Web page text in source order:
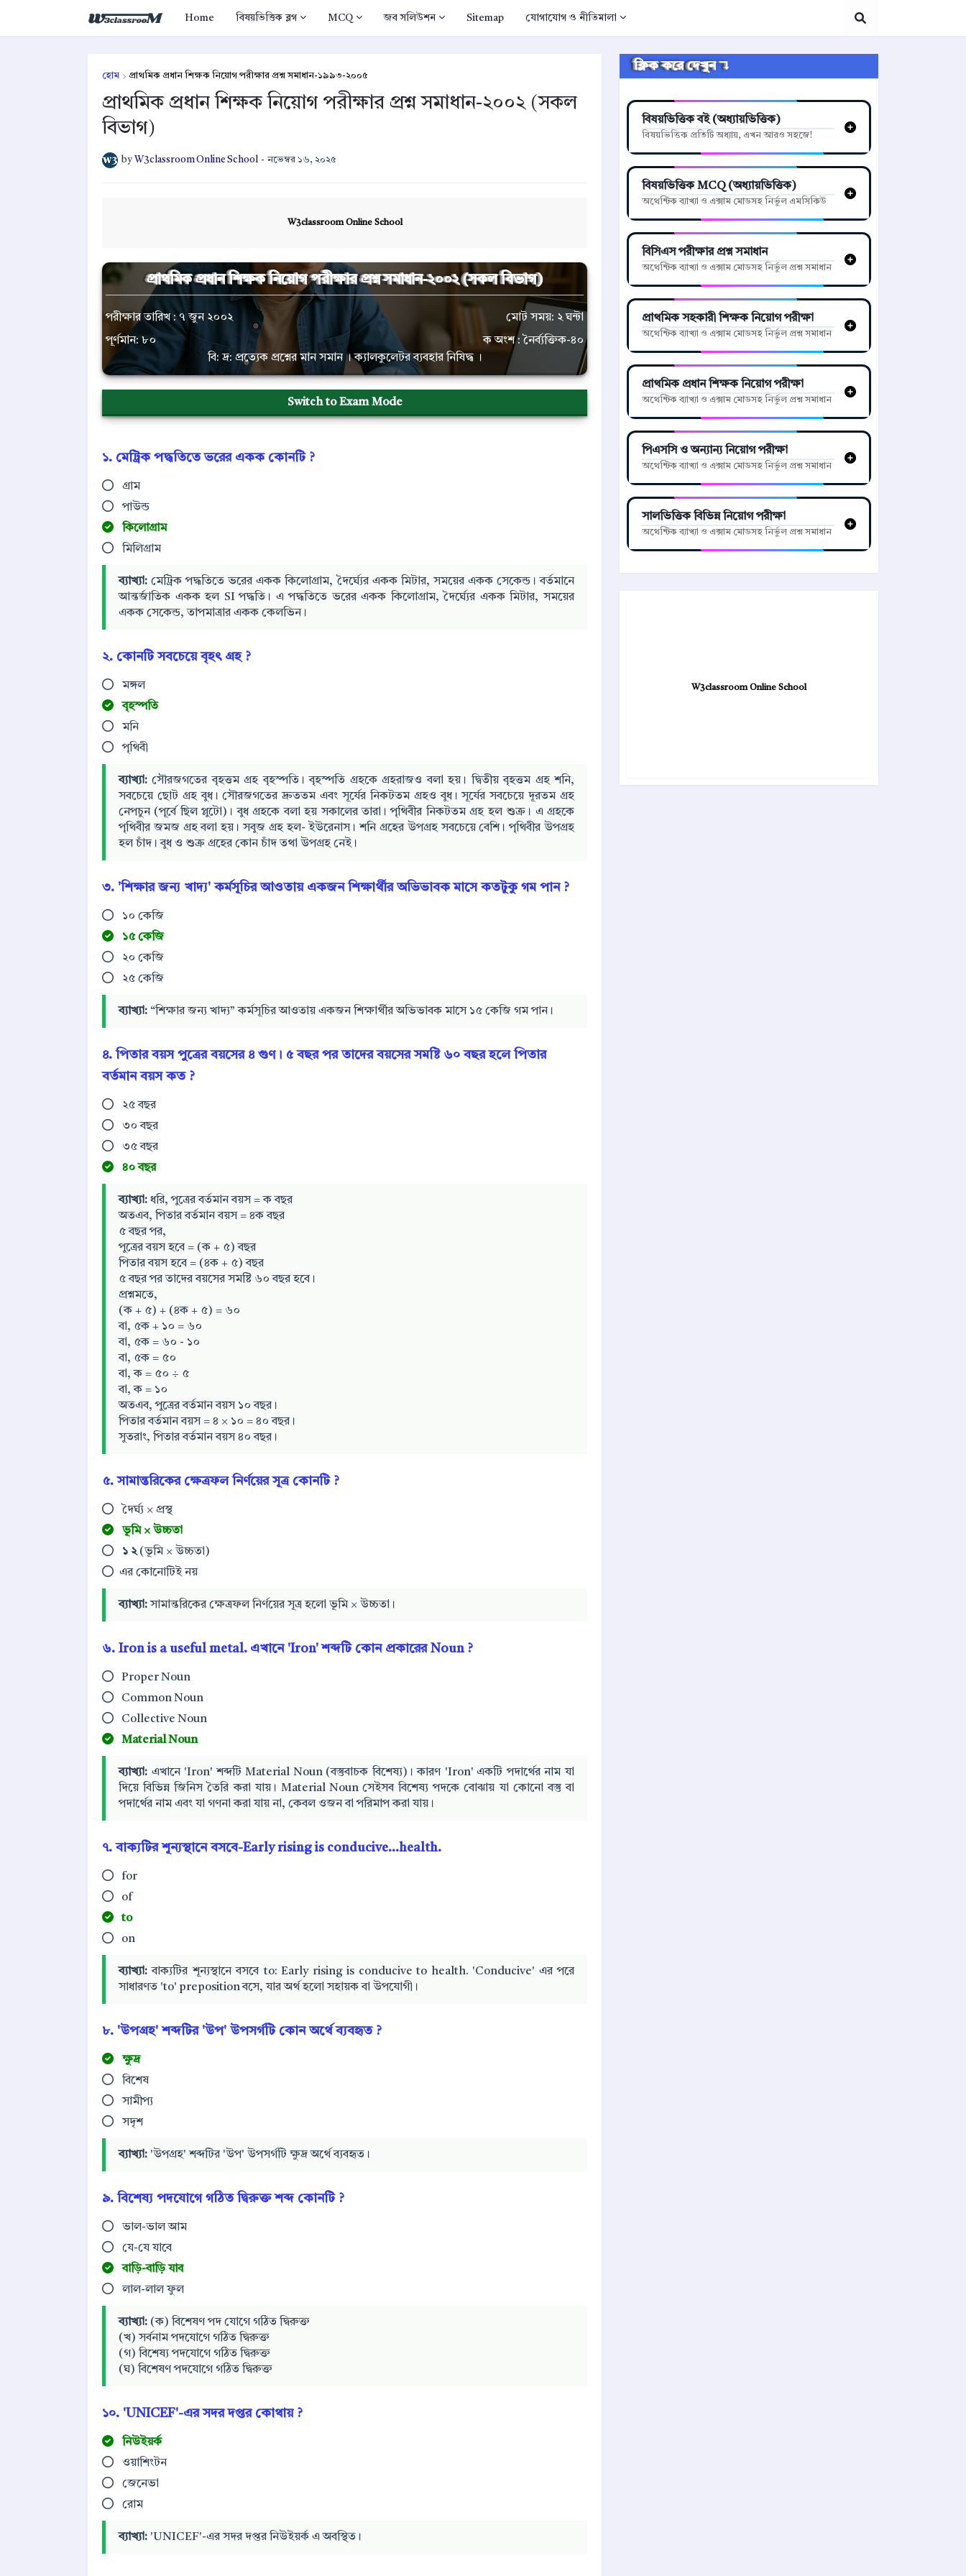
Home বিষয়ভিত্তিক ব্লগ MCQ জব সলিউশন Sitemap যোগাযোগ ও নীতিমালা
হোম প্রাথমিক প্রধান শিক্ষক নিয়োগ পরীক্ষার প্রশ্ন সমাধান-১৯৯৩-২০০৫
প্রাথমিক প্রধান শিক্ষক নিয়োগ পরীক্ষার প্রশ্ন সমাধান-২০০২ (সকল
বিভাগ)
by W3classroom Online School - নভেম্বর ১৬, ২০২৫
W3classroom Online School
প্রাথমিক প্রধান শিক্ষক নিয়োগ পরীক্ষার প্রশ্ন সমাধান-২০০২ (সকল বিভাগ)
পরীক্ষার তারিখ : ৭ জুন ২০০২
মোট সময়: ২ ঘন্টা
পূর্ণমান: ৮০
ক অংশ : নৈর্ব্যক্তিক-৪০
বি: দ্র: প্রত্যেক প্রশ্নের মান সমান । ক্যালকুলেটর ব্যবহার নিষিদ্ধ ।
Switch to Exam Mode
১. মেট্রিক পদ্ধতিতে ভরের একক কোনটি ?
গ্রাম
পাউন্ড
কিলোগ্রাম
মিলিগ্রাম
ব্যাখ্যা: মেট্রিক পদ্ধতিতে ভরের একক কিলোগ্রাম, দৈর্ঘ্যের একক মিটার, সময়ের একক সেকেন্ড। বর্তমানে
আন্তর্জাতিক একক হল SI পদ্ধতি। এ পদ্ধতিতে ভরের একক কিলোগ্রাম, দৈর্ঘ্যের একক মিটার, সময়ের
একক সেকেন্ড, তাপমাত্রার একক কেলভিন।
২. কোনটি সবচেয়ে বৃহৎ গ্রহ ?
মঙ্গল
বৃহস্পতি
মনি
পৃথিবী
ব্যাখ্যা: সৌরজগতের বৃহত্তম গ্রহ বৃহস্পতি। বৃহস্পতি গ্রহকে গ্রহরাজও বলা হয়। দ্বিতীয় বৃহত্তম গ্রহ শনি,
সবচেয়ে ছোট গ্রহ বুধ। সৌরজগতের দ্রুততম এবং সূর্যের নিকটতম গ্রহও বুধ। সূর্যের সবচেয়ে দূরতম গ্রহ
নেপচুন (পূর্বে ছিল প্লুটো)। বুধ গ্রহকে বলা হয় সকালের তারা। পৃথিবীর নিকটতম গ্রহ হল শুক্র। এ গ্রহকে
পৃথিবীর জমজ গ্রহ বলা হয়। সবুজ গ্রহ হল- ইউরেনাস। শনি গ্রহের উপগ্রহ সবচেয়ে বেশি। পৃথিবীর উপগ্রহ
হল চাঁদ। বুধ ও শুক্র গ্রহের কোন চাঁদ তথা উপগ্রহ নেই।
৩. 'শিক্ষার জন্য খাদ্য' কর্মসূচির আওতায় একজন শিক্ষার্থীর অভিভাবক মাসে কতটুকু গম পান ?
১০ কেজি
১৫ কেজি
২০ কেজি
২৫ কেজি
ব্যাখ্যা: “শিক্ষার জন্য খাদ্য” কর্মসূচির আওতায় একজন শিক্ষার্থীর অভিভাবক মাসে ১৫ কেজি গম পান।
৪. পিতার বয়স পুত্রের বয়সের ৪ গুণ। ৫ বছর পর তাদের বয়সের সমষ্টি ৬০ বছর হলে পিতার
বর্তমান বয়স কত ?
২৫ বছর
৩০ বছর
৩৫ বছর
৪০ বছর
ব্যাখ্যা: ধরি, পুত্রের বর্তমান বয়স = ক বছর
অতএব, পিতার বর্তমান বয়স = ৪ক বছর
৫ বছর পর,
পুত্রের বয়স হবে = (ক + ৫) বছর
পিতার বয়স হবে = (৪ক + ৫) বছর
৫ বছর পর তাদের বয়সের সমষ্টি ৬০ বছর হবে।
প্রশ্নমতে,
(ক + ৫) + (৪ক + ৫) = ৬০
বা, ৫ক + ১০ = ৬০
বা, ৫ক = ৬০ - ১০
বা, ৫ক = ৫০
বা, ক = ৫০ ÷ ৫
বা, ক = ১০
অতএব, পুত্রের বর্তমান বয়স ১০ বছর।
পিতার বর্তমান বয়স = ৪ × ১০ = ৪০ বছর।
সুতরাং, পিতার বর্তমান বয়স ৪০ বছর।
৫. সামান্তরিকের ক্ষেত্রফল নির্ণয়ের সূত্র কোনটি ?
দৈর্ঘ্য × প্রস্থ
ভূমি × উচ্চতা
১ ২(ভূমি × উচ্চতা)
এর কোনোটিই নয়
ব্যাখ্যা:সামান্তরিকের ক্ষেত্রফল নির্ণয়ের সূত্র হলো ভূমি × উচ্চতা।
৬. Iron is a useful metal. এখানে 'Iron' শব্দটি কোন প্রকারের Noun ?
Proper Noun
Common Noun
Collective Noun
Material Noun
ব্যাখ্যা: এখানে 'Iron' শব্দটি Material Noun (বস্তুবাচক বিশেষ্য)। কারণ 'Iron' একটি পদার্থের নাম যা
দিয়ে বিভিন্ন জিনিস তৈরি করা যায়। Material Noun সেইসব বিশেষ্য পদকে বোঝায় যা কোনো বস্তু বা
পদার্থের নাম এবং যা গণনা করা যায় না, কেবল ওজন বা পরিমাপ করা যায়।
৭. বাক্যটির শূন্যস্থানে বসবে-Early rising is conducive...health.
for
of
to
on
ব্যাখ্যা: বাক্যটির শূন্যস্থানে বসবে to: Early rising is conducive to health. 'Conducive' এর পরে
সাধারণত 'to' preposition বসে, যার অর্থ হলো সহায়ক বা উপযোগী।
৮. 'উপগ্রহ' শব্দটির 'উপ' উপসর্গটি কোন অর্থে ব্যবহৃত ?
ক্ষুদ্র
বিশেষ
সামীপ্য
সদৃশ
ব্যাখ্যা: 'উপগ্রহ' শব্দটির 'উপ' উপসর্গটি ক্ষুদ্র অর্থে ব্যবহৃত।
৯. বিশেষ্য পদযোগে গঠিত দ্বিরুক্ত শব্দ কোনটি ?
ভাল-ভাল আম
যে-যে যাবে
বাড়ি-বাড়ি যাব
লাল-লাল ফুল
ব্যাখ্যা: (ক) বিশেষণ পদ যোগে গঠিত দ্বিরুক্ত
(খ) সর্বনাম পদযোগে গঠিত দ্বিরুক্ত
(গ) বিশেষ্য পদযোগে গঠিত দ্বিরুক্ত
(ঘ) বিশেষণ পদযোগে গঠিত দ্বিরুক্ত
১০. 'UNICEF'-এর সদর দপ্তর কোথায় ?
নিউইয়র্ক
ওয়াশিংটন
জেনেভা
রোম
ব্যাখ্যা: 'UNICEF'-এর সদর দপ্তর নিউইয়র্ক এ অবস্থিত।
ক্লিক করে দেখুন ↴
বিষয়ভিত্তিক বই (অধ্যায়ভিত্তিক)
বিষয়ভিত্তিক প্রতিটি অধ্যায়, এখন আরও সহজে!
বিষয়ভিত্তিক MCQ (অধ্যায়ভিত্তিক)
অথেন্টিক ব্যাখ্যা ও এক্সাম মোডসহ নির্ভুল এমসিকিউ
বিসিএস পরীক্ষার প্রশ্ন সমাধান
অথেন্টিক ব্যাখ্যা ও এক্সাম মোডসহ নির্ভুল প্রশ্ন সমাধান
প্রাথমিক সহকারী শিক্ষক নিয়োগ পরীক্ষা
অথেন্টিক ব্যাখ্যা ও এক্সাম মোডসহ নির্ভুল প্রশ্ন সমাধান
প্রাথমিক প্রধান শিক্ষক নিয়োগ পরীক্ষা
অথেন্টিক ব্যাখ্যা ও এক্সাম মোডসহ নির্ভুল প্রশ্ন সমাধান
পিএসসি ও অন্যান্য নিয়োগ পরীক্ষা
অথেন্টিক ব্যাখ্যা ও এক্সাম মোডসহ নির্ভুল প্রশ্ন সমাধান
সালভিত্তিক বিভিন্ন নিয়োগ পরীক্ষা
অথেন্টিক ব্যাখ্যা ও এক্সাম মোডসহ নির্ভুল প্রশ্ন সমাধান
W3classroom Online School